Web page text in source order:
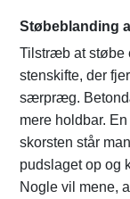
Støbeblanding
Tilstræb at støbe
stenskifte, der
særpræg.
mere holdbar.
skorsten står
pudslaget op og
Nogle vil mene,